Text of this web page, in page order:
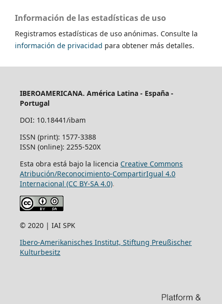
Información de las estadísticas de uso
Registramos estadísticas de uso anónimas. Consulte la
información de privacidad para obtener más detalles.
IBEROAMERICANA. América Latina - España -
Portugal
DOI: 10.18441/ibam
ISSN (print): 1577-3388
ISSN (online): 2255-520X
Esta obra está bajo la licencia Creative Commons
Atribución/Reconocimiento-CompartirIgual 4.0
Internacional (CC BY-SA 4.0).
© 2020 | IAI SPK
Ibero-Amerikanisches Institut, Stiftung Preußischer
Kulturbesitz